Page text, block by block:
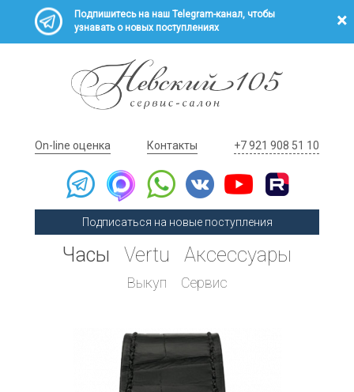
Подпишитесь на наш Telegram-канал, чтобы
узнавать о новых поступлениях
On-line оценка Контакты +7 921 908 51 10
Подписаться на новые поступления
Часы Vertu Аксессуары
Выкуп Сервис